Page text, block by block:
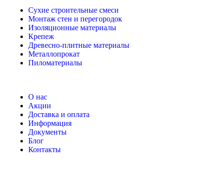
Сухие строительные смеси
Монтаж стен и перегородок
Изоляционные материалы
Крепеж
Древесно-плитные материалы
Металлопрокат
Пиломатериалы
О нас
Акции
Доставка и оплата
Информация
Документы
Блог
Контакты